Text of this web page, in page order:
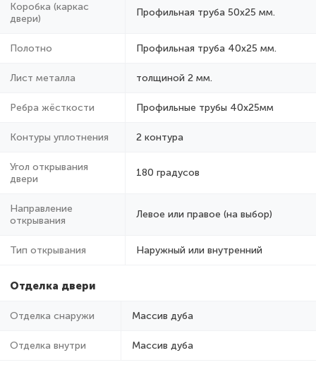
Коробка (каркас
двери)
Профильная труба 50х25 мм.
Полотно Профильная труба 40х25 мм.
Лист металла толщиной 2 мм.
Ребра жёсткости Профильные трубы 40х25мм
Контуры уплотнения 2 контура
Угол открывания
двери
180 градусов
Направление
открывания
Левое или правое (на выбор)
Тип открывания Наружный или внутренний
Отделка двери
Отделка снаружи Массив дуба
Отделка внутри Массив дуба